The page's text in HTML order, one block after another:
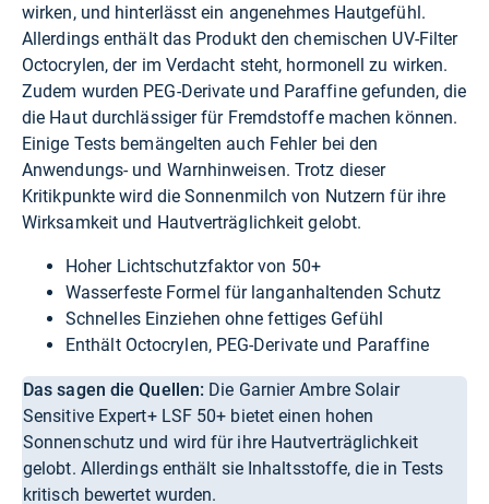
wirken, und hinterlässt ein angenehmes Hautgefühl.
Allerdings enthält das Produkt den chemischen UV-Filter
Octocrylen, der im Verdacht steht, hormonell zu wirken.
Zudem wurden PEG-Derivate und Paraffine gefunden, die
die Haut durchlässiger für Fremdstoffe machen können.
Einige Tests bemängelten auch Fehler bei den
Anwendungs- und Warnhinweisen. Trotz dieser
Kritikpunkte wird die Sonnenmilch von Nutzern für ihre
Wirksamkeit und Hautverträglichkeit gelobt.
Hoher Lichtschutzfaktor von 50+
Wasserfeste Formel für langanhaltenden Schutz
Schnelles Einziehen ohne fettiges Gefühl
Enthält Octocrylen, PEG-Derivate und Paraffine
Das sagen die Quellen: Die Garnier Ambre Solair
Sensitive Expert+ LSF 50+ bietet einen hohen
Sonnenschutz und wird für ihre Hautverträglichkeit
gelobt. Allerdings enthält sie Inhaltsstoffe, die in Tests
kritisch bewertet wurden.